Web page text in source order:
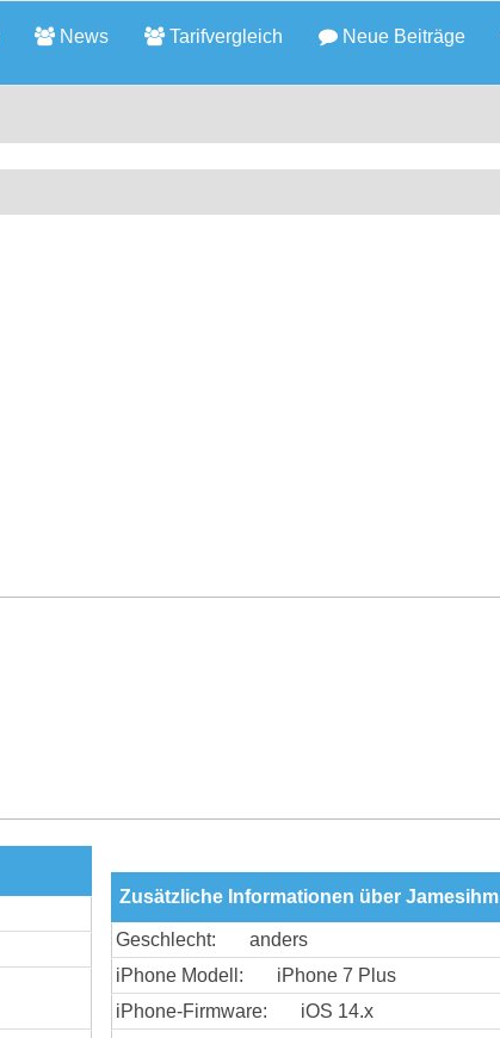
News Tarifvergleich Neue Beiträge
Zusätzliche Informationen über Jamesihm
Geschlecht:
anders
iPhone Modell:
iPhone 7 Plus
iPhone-Firmware:
iOS 14.x